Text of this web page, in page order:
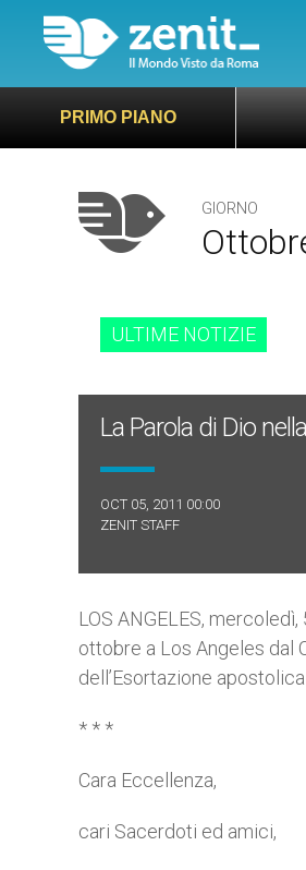
PRIMO PIANO
GIORNO
ULTIME NOTIZIE
La Parola di Dio
OCT 05, 2011 00:00
ZENIT STAFF
LOS ANGELES,
ottobre a Los Angeles dal
dell’Esortazione
* * *
Cara Eccellenza,
cari Sacerdoti ed amici,